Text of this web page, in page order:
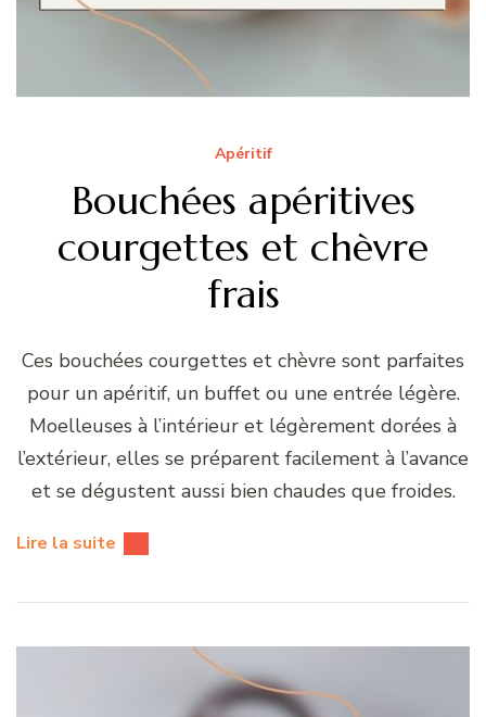
Apéritif
Bouchées apéritives
courgettes et chèvre
frais
Ces bouchées courgettes et chèvre sont parfaites
pour un apéritif, un buffet ou une entrée légère.
Moelleuses à l’intérieur et légèrement dorées à
l’extérieur, elles se préparent facilement à l’avance
et se dégustent aussi bien chaudes que froides.
Lire la suite